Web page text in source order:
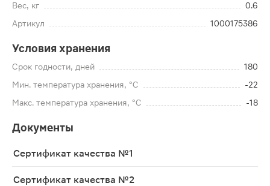
Вес, кг
0.6
Артикул
1000175386
Условия хранения
Срок годности, дней
180
Мин. температура хранения, °C
-22
Макс. температура хранения, °C
-18
Документы
Сертификат качества №1
Сертификат качества №2